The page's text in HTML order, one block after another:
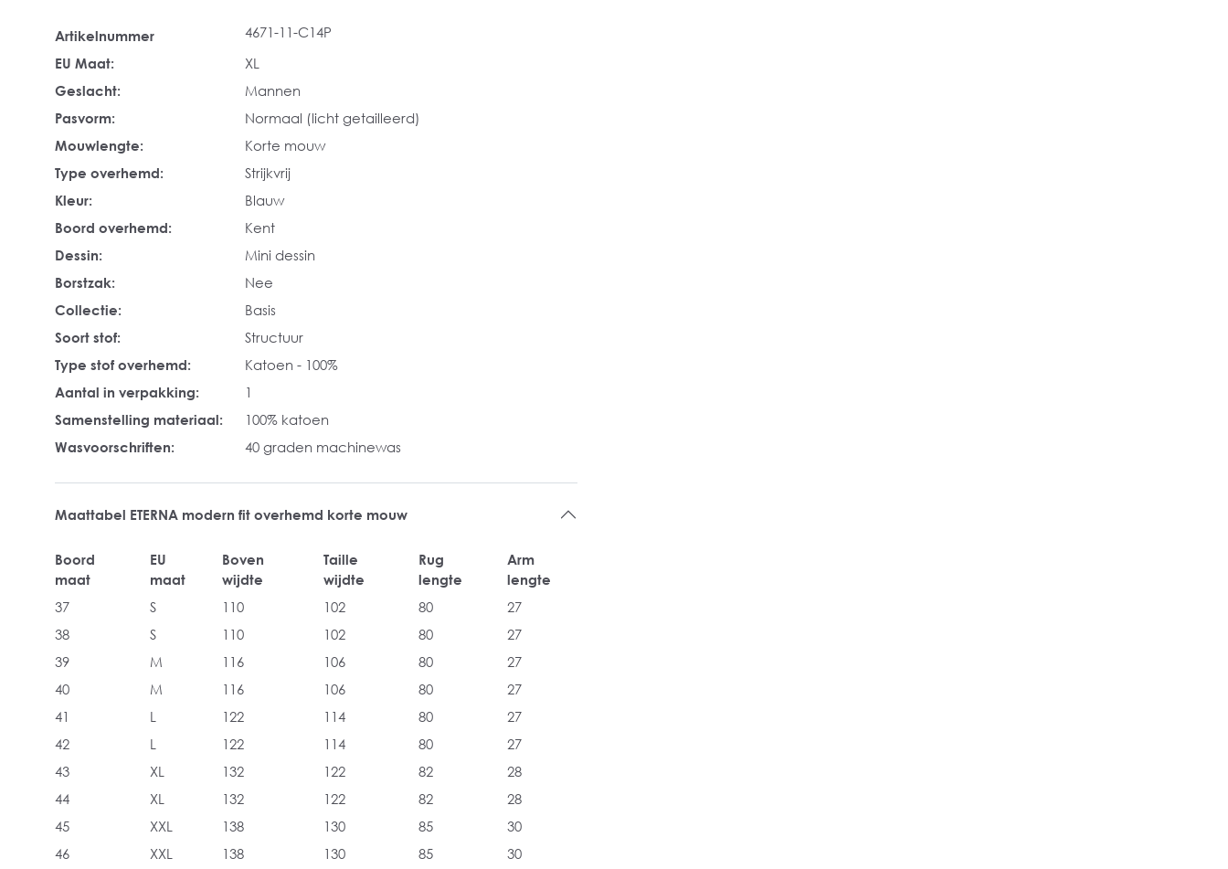
Artikelnummer
4671-11-C14P
EU Maat:
XL
Geslacht:
Mannen
Pasvorm:
Normaal (licht getailleerd)
Mouwlengte:
Korte mouw
Type overhemd:
Strijkvrij
Kleur:
Blauw
Boord overhemd:
Kent
Dessin:
Mini dessin
Borstzak:
Nee
Collectie:
Basis
Soort stof:
Structuur
Type stof overhemd:
Katoen - 100%
Aantal in verpakking:
1
Samenstelling materiaal:
100% katoen
Wasvoorschriften:
40 graden machinewas
Maattabel ETERNA modern fit overhemd korte mouw
Boord
maat
EU
maat
Boven
wijdte
Taille
wijdte
Rug
lengte
Arm
lengte
37
S 110 102 80
27
38
S 110 102 80
27
39
M 116 106 80
27
40
M 116 106 80
27
41
L 122 114 80
27
42
L 122 114 80
27
43
XL 132 122 82
28
44
XL 132 122 82
28
45
XXL 138 130 85
30
46
XXL 138 130 85
30